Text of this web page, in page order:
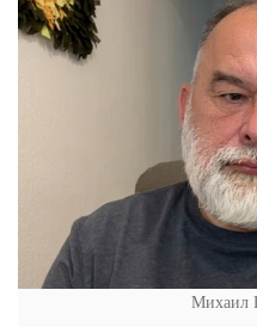
Михаил